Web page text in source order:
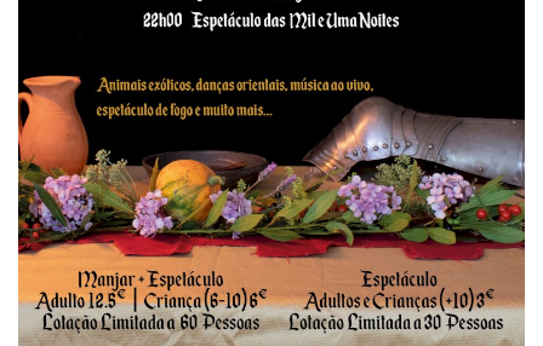
Cultura
Lazer
Ambiente